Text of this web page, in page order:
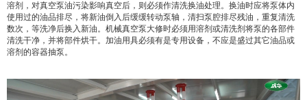
溶剂，对真空泵油污染影响真空后，则必须作清洗换油处理。换油时应将泵体内
使用过的油品排尽，将新油倒入后缓缓转动泵轴，清扫泵腔排尽残油，重复清洗
数次，等洗净后换入新油。机械真空泵大修时必须用溶剂或清洗剂将泵的各部件
清洗干净，并将部件烘干。加油用具必须有是专用设备，不应是盛过其它油品或
溶剂的容器抽泵。